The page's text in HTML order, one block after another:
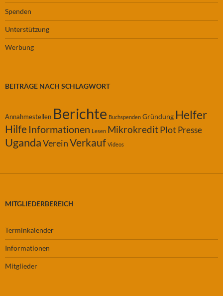
Spenden
Unterstützung
Werbung
BEITRÄGE NACH SCHLAGWORT
Annahmestellen Berichte Buchspenden Gründung Helfer
Hilfe Informationen Lesen MikrokreditPlot Presse
UgandaVereinVerkauf Videos
MITGLIEDERBEREICH
Terminkalender
Informationen
Mitglieder